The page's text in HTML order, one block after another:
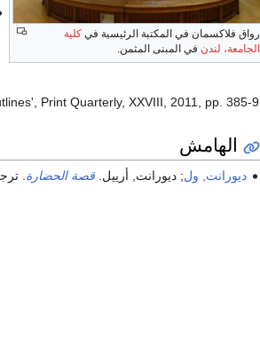
رواق فلاكسمان في المكتبة الرئيسية في كلية
الجامعة، لندن في المبنى المثمن.
Print Quarterly, XXVIII, 2011, pp. 385-
الهامش
ديورانت, ول; ديورانت, أرييل.قصة الحضارة .